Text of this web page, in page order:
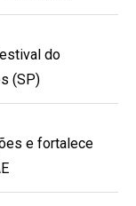
do
(SP)
e fortalece